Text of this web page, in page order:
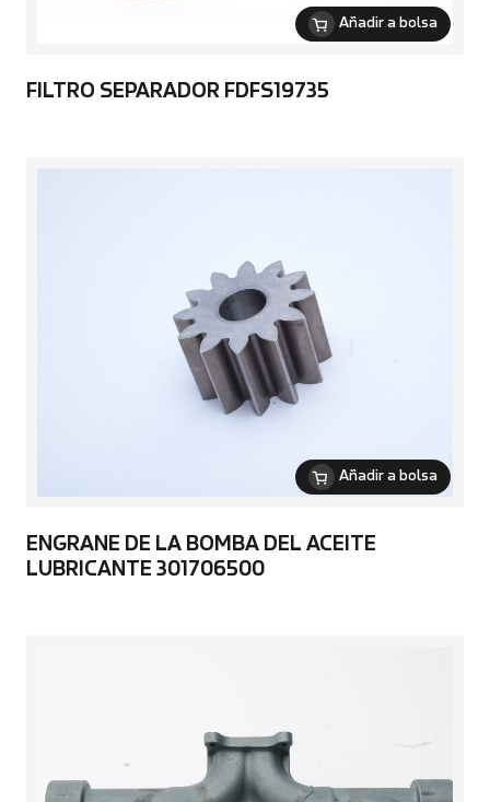
Añadir a bolsa
FILTRO SEPARADOR FDFS19735
Añadir a bolsa
ENGRANE DE LA BOMBA DEL ACEITE
LUBRICANTE 301706500